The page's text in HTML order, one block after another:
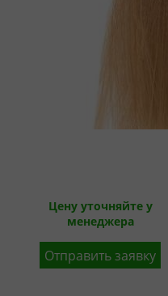
Цену уточняйте у
менеджера
Отправить заявку